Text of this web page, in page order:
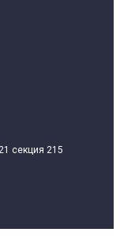
секция 215